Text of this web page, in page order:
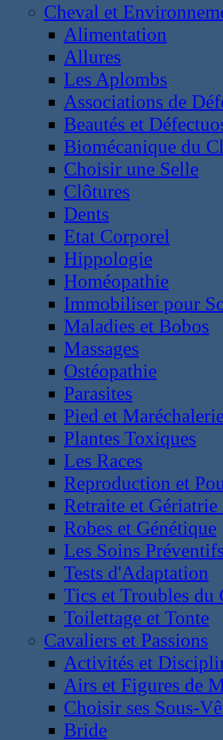
Cheval et
Alimentation
Allures
Les Aplombs
Associations de
Beautés et
Biomécanique du
Choisir une Selle
Clôtures
Dents
Etat Corporel
Hippologie
Homéopathie
Immobiliser pour
Maladies et Bobos
Massages
Ostéopathie
Parasites
Pied et
Plantes Toxiques
Les Races
Reproduction et
Retraite et
Robes et Génétique
Les Soins
Tests d'Adaptation
Tics et Troubles du
Toilettage et Tonte
Cavaliers et Passions
Activités et
Airs et Figures de
Choisir ses Sous-
Bride